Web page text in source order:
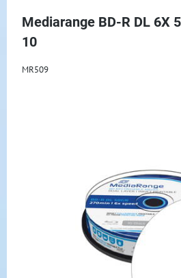
Mediarange BD-R DL 6X
10
MR509